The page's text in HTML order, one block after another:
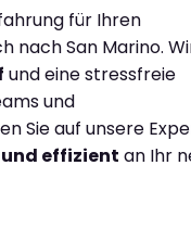
für Ihren
nach San Marino.
und eine stressfreie
und
Sie auf unsere
effizient an Ihr